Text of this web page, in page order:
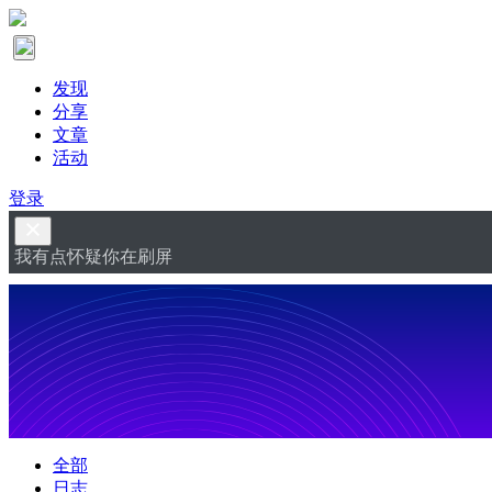
发现
分享
文章
活动
登录
我有点怀疑你在刷屏
全部
日志